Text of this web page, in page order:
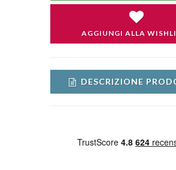
AGGIUNGI ALLA
DESCRIZIONE